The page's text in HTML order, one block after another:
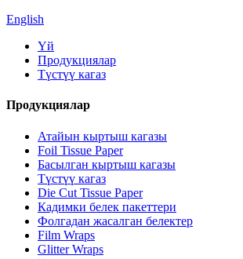
English
Үй
Продукциялар
Түстүү кагаз
Продукциялар
Атайын кыртыш кагазы
Foil Tissue Paper
Басылган кыртыш кагазы
Түстүү кагаз
Die Cut Tissue Paper
Кадимки белек пакеттери
Фолгадан жасалган белектер
Film Wraps
Glitter Wraps